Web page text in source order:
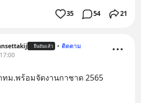
35 54 21
ยืนยันแล้ว • ติดตาม
ม.พร้อมจัดงานกาชาด 2565